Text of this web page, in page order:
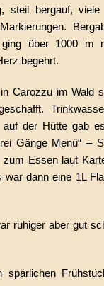
steil bergauf, viele
über 1000 m
begehrt.
Carozzu im Wald
der Hütte gab
Gänge Menü“ –
Essen laut
dann eine 1L
ruhiger aber gut
spärlichen